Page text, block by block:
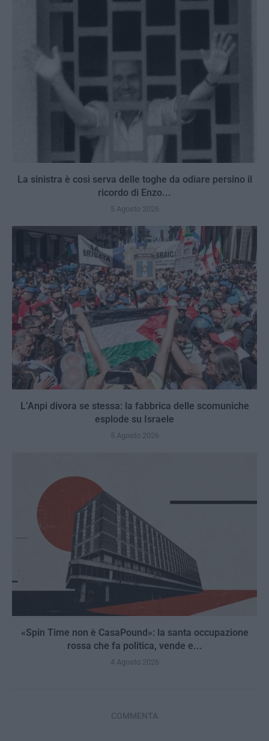
La sinistra è così serva delle toghe da odiare persino il
ricordo di Enzo...
5 Agosto 2026
L’Anpi divora se stessa: la fabbrica delle scomuniche
esplode su Israele
5 Agosto 2026
«Spin Time non è CasaPound»: la santa occupazione
rossa che fa politica, vende e...
4 Agosto 2026
COMMENTA